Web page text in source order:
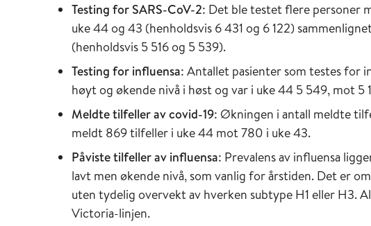
Testing for SARS-CoV-2: Det ble testet flere personer
uke 44 og 43 (henholdsvis 6 431 og 6 122)
(henholdsvis 5 516 og 5 539).
Testing for influensa: Antallet pasienter som testes for
høyt og økende nivå i høst og var i uke 44 5 549, mot 5
Meldte tilfeller av covid-19: Økningen i antall meldte
meldt 869 tilfeller i uke 44 mot 780 i uke 43.
Påviste tilfeller av influensa: Prevalens av influensa
lavt men økende nivå, som vanlig for årstiden. Det er
uten tydelig overvekt av hverken subtype H1 eller H3.
Victoria-linjen.